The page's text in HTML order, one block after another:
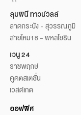
ลุมพินี ทาวน์วิลล์
ลาดกระบัง - สุวรรณภูมิ
สายไหม18 - พหลโยธิน
เวนู 24
ราชพฤกษ์
คูคตสเตชั่น
เวสต์เกต
ออฟฟิศ